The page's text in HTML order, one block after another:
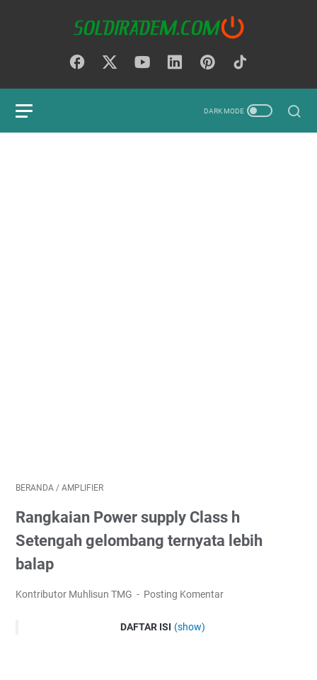
BERANDA / AMPLIFIER
Rangkaian Power supply Class h
Setengah gelombang ternyata lebih
balap
Kontributor Muhlisun TMG Posting Komentar
DAFTAR ISI (show)